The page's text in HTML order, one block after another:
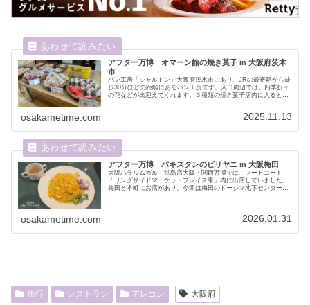
アフター万博 オマーン館の焼き菓子 in 大阪府茨木
市
パン工房「シャルドン」大阪府茨木市にあり、JRの最寄駅から徒
歩30分ほどの距離にあるパン工房です。入口周辺では、四季折々
の花などが出迎えてくれます。３種類の焼き菓子店内に入るとす
osakametime.com 2025.11.13
アフター万博 パキスタンのビリヤニ in 大阪梅田
大阪ハラルムガル 堂島店大阪・関西万博では、フードコート
「リングサイドマーケットプレイス東」内に出店していました。
梅田と本町にお店があり、今回は梅田のドージマ地下センターに
osakametime.com 2026.01.31
旅行 レストラン アレコレ
大阪府